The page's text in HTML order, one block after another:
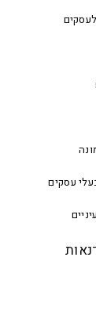
עסקים